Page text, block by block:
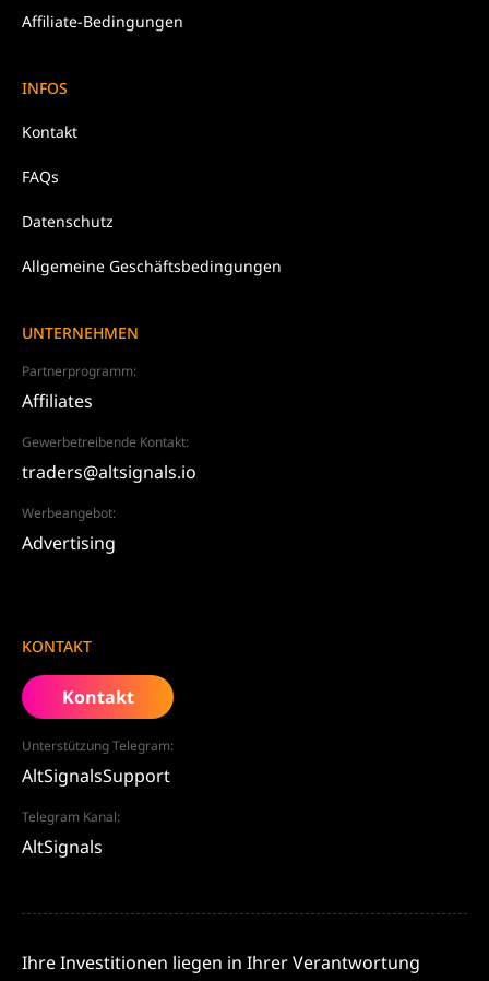
Affiliate-Bedingungen
INFOS
Kontakt
FAQs
Datenschutz
Allgemeine Geschäftsbedingungen
UNTERNEHMEN
Partnerprogramm:
Affiliates
Gewerbetreibende Kontakt:
traders@altsignals.io
Werbeangebot:
Advertising
KONTAKT
Kontakt
Unterstützung Telegram:
AltSignalsSupport
Telegram Kanal:
AltSignals
Ihre Investitionen liegen in Ihrer Verantwortung